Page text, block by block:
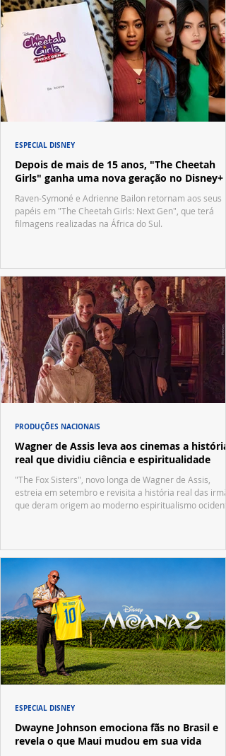
Depois de mais de 15 anos, "The Cheetah
Girls" ganha uma nova geração no Disney+
Raven-Symoné e Adrienne Bailon retornam aos seus
papéis em "The Cheetah Girls: Next Gen", que terá
filmagens realizadas na África do Sul.
ESPECIAL DISNEY
Wagner de Assis leva aos cinemas a história
real que dividiu ciência e espiritualidade
"The Fox Sisters", novo longa de Wagner de Assis,
estreia em setembro e revisita a história real das
que deram origem ao moderno espiritualismo
PRODUÇÕES NACIONAIS
Dwayne Johnson emociona fãs no Brasil e
revela o que Maui mudou em sua vida
ESPECIAL DISNEY